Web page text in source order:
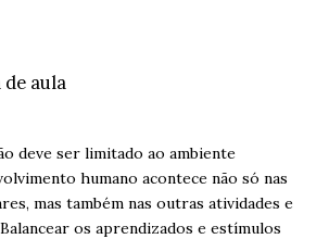
de aula
deve ser limitado ao ambiente
humano acontece não só nas
mas também nas outras atividades e
os aprendizados e estímulos